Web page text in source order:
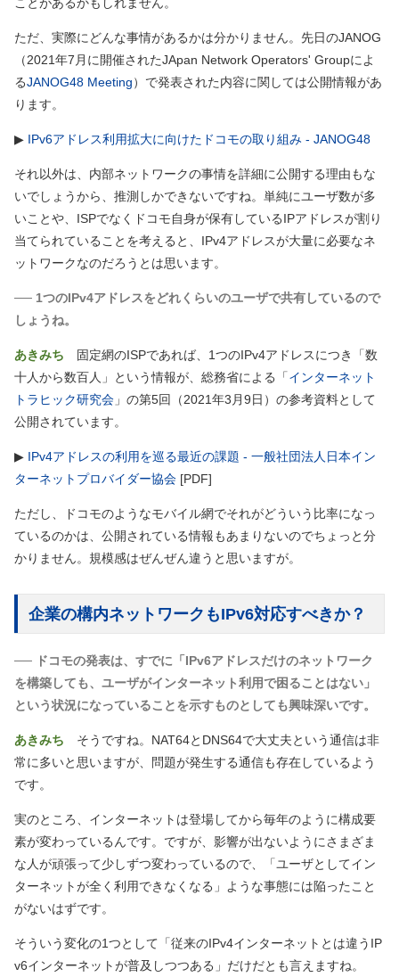
ただ、実際にどんな事情があるかは分かりません。先日のJANOG
（2021年7月に開催されたJApan Network Operators' Groupによ
るJANOG48 Meeting） で発表された内容に関しては公開情報があ
ります。
▶ IPv6アドレス利用拡大に向けたドコモの取り組み - JANOG48
それ以外は、内部ネットワークの事情を詳細に公開する理由もな
いでしょうから、推測しかできないですね。単純にユーザ数が多
いことや、ISPでなくドコモ自身が保有しているIPアドレスが割り
当てられていることを考えると、IPv4アドレスが大量に必要なネ
ットワークなのだろうとは思います。
── 1つのIPv4アドレスをどれくらいのユーザで共有しているので
しょうね。
あきみち 固定網のISPであれば、1つのIPv4アドレスにつき「数
十人から数百人」という情報が、総務省による「インターネット
トラヒック研究会 」の第5回 （2021年3月9日） の参考資料として
公開されています。
▶ IPv4アドレスの利用を巡る最近の課題 - 一般社団法人日本イン
ターネットプロバイダー協会 [PDF]
ただし、ドコモのようなモバイル網でそれがどういう比率になっ
ているのかは、公開されている情報もあまりないのでちょっと分
かりません。規模感はぜんぜん違うと思いますが。
企業の構内ネットワークもIPv6対応すべきか？
── ドコモの発表は、すでに「IPv6アドレスだけのネットワーク
を構築しても、ユーザがインターネット利用で困ることはない」
という状況になっていることを示すものとしても興味深いです。
あきみち そうですね。NAT64とDNS64で大丈夫という通信は非
常に多いと思いますが、問題が発生する通信も存在しているよう
です。
実のところ、インターネットは登場してから毎年のように構成要
素が変わっているんです。ですが、影響が出ないようにさまざま
な人が頑張って少しずつ変わっているので、「ユーザとしてイン
ターネットが全く利用できなくなる」ような事態には陥ったこと
がないはずです。
そういう変化の1つとして「従来のIPv4インターネットとは違うIP
v6インターネットが普及しつつある」だけだとも言えますね。